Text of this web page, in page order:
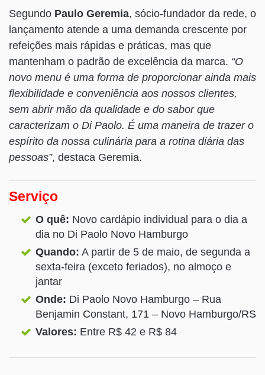
Segundo Paulo Geremia, sócio-fundador da rede, o
lançamento atende a uma demanda crescente por
refeições mais rápidas e práticas, mas que
mantenham o padrão de excelência da marca. “O
novo menu é uma forma de proporcionar ainda mais
flexibilidade e conveniência aos nossos clientes,
sem abrir mão da qualidade e do sabor que
caracterizam o Di Paolo. É uma maneira de trazer o
espírito da nossa culinária para a rotina diária das
pessoas”, destaca Geremia.
Serviço
O quê: Novo cardápio individual para o dia a
dia no Di Paolo Novo Hamburgo
Quando: A partir de 5 de maio, de segunda a
sexta-feira (exceto feriados), no almoço e
jantar
Onde: Di Paolo Novo Hamburgo – Rua
Benjamin Constant, 171 – Novo Hamburgo/RS
Valores: Entre R$ 42 e R$ 84